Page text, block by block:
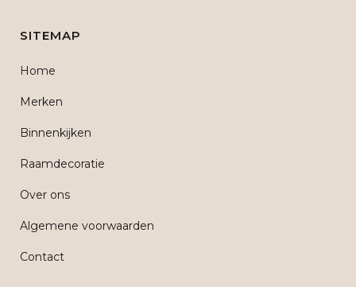
SITEMAP
Home
Merken
Binnenkijken
Raamdecoratie
Over ons
Algemene voorwaarden
Contact